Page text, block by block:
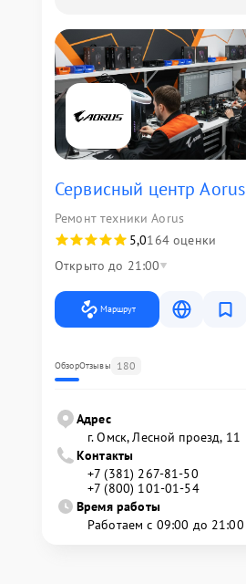
Сервисный центр Aorus
Ремонт техники Aorus
5,0164 оценки
Открыто до 21:00
Маршрут
ОбзорОтзывы 180
Адрес
г. Омск, ​Лесной проезд, 11
Контакты
+7 (381) 267-81-50
+7 (800) 101-01-54
Время работы
Работаем с 09:00 до 21:00